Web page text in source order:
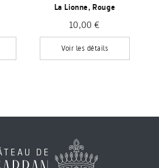
La Lionne, Rouge
10,00 €
Voir les détails